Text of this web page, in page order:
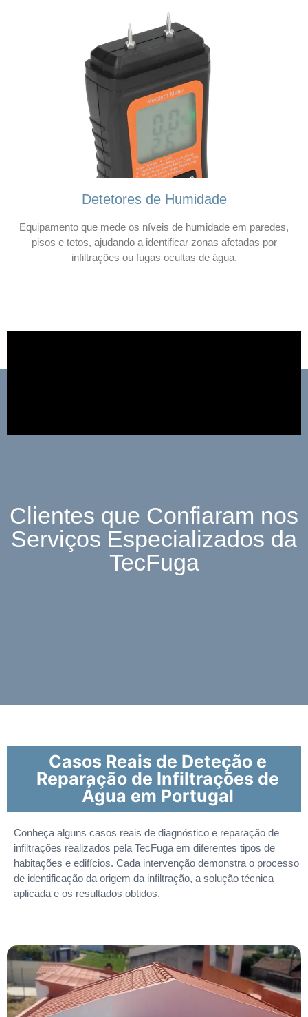
Detetores de Humidade
Equipamento que mede os níveis de humidade em paredes,
pisos e tetos, ajudando a identificar zonas afetadas por
infiltrações ou fugas ocultas de água.
Clientes que Confiaram nos
Serviços Especializados da
TecFuga
Casos Reais de Deteção e
Reparação de Infiltrações de
Água em Portugal
Conheça alguns casos reais de diagnóstico e reparação de
infiltrações realizados pela TecFuga em diferentes tipos de
habitações e edifícios. Cada intervenção demonstra o processo
de identificação da origem da infiltração, a solução técnica
aplicada e os resultados obtidos.